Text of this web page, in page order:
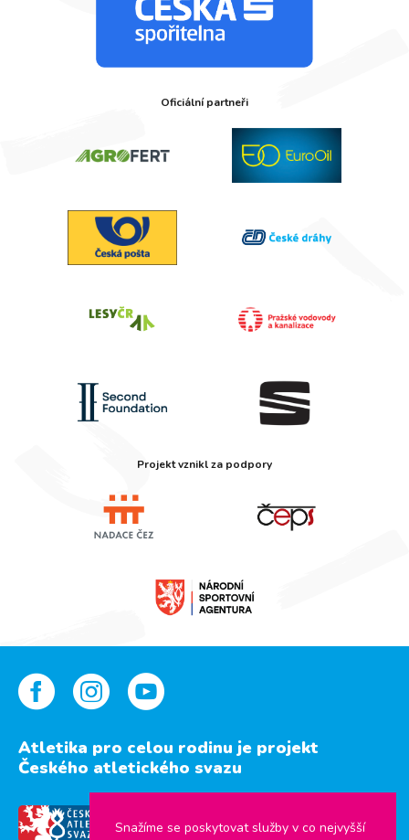
Oficiální partneři
Projekt vznikl za podpory
Atletika pro celou rodinu je projekt
Českého atletického svazu
Snažíme se poskytovat služby v co nejvyšší